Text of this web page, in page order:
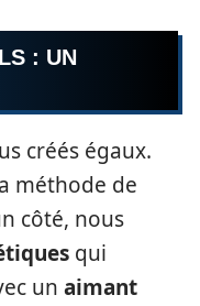
: UN
créés égaux.
méthode de
côté, nous
qui
un aimant